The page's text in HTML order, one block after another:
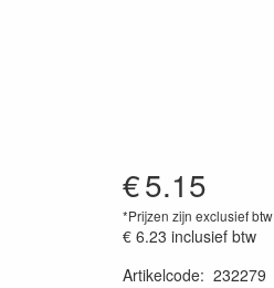
€5.15
*Prijzen zijn exclusief btw
€ 6.23 inclusief btw
Artikelcode: 232279